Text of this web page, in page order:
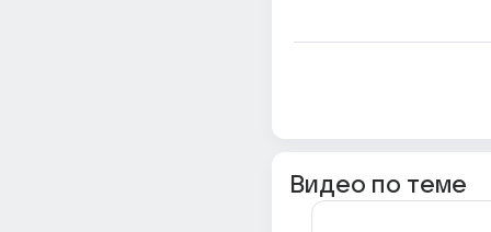
Видео по теме